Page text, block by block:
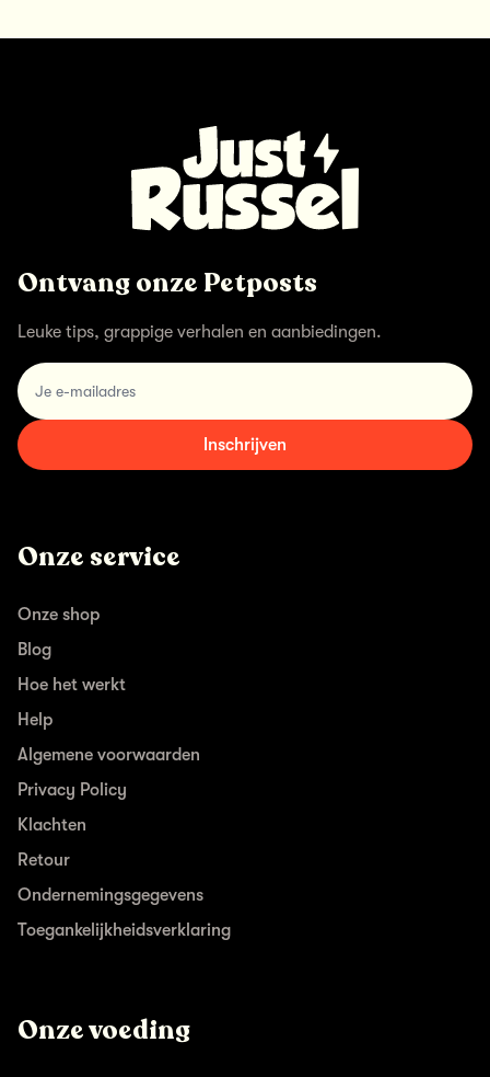
Ontvang onze Petposts
Leuke tips, grappige verhalen en aanbiedingen.
email
Inschrijven
Onze service
Onze shop
Blog
Hoe het werkt
Help
Algemene voorwaarden
Privacy Policy
Klachten
Retour
Ondernemingsgegevens
Toegankelijkheidsverklaring
Onze voeding